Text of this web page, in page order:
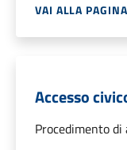
VAI ALLA PAGINA
Accesso
Procedimento di